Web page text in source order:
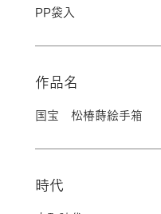
PP袋入
作品名
国宝 松椿蒔絵手箱
時代